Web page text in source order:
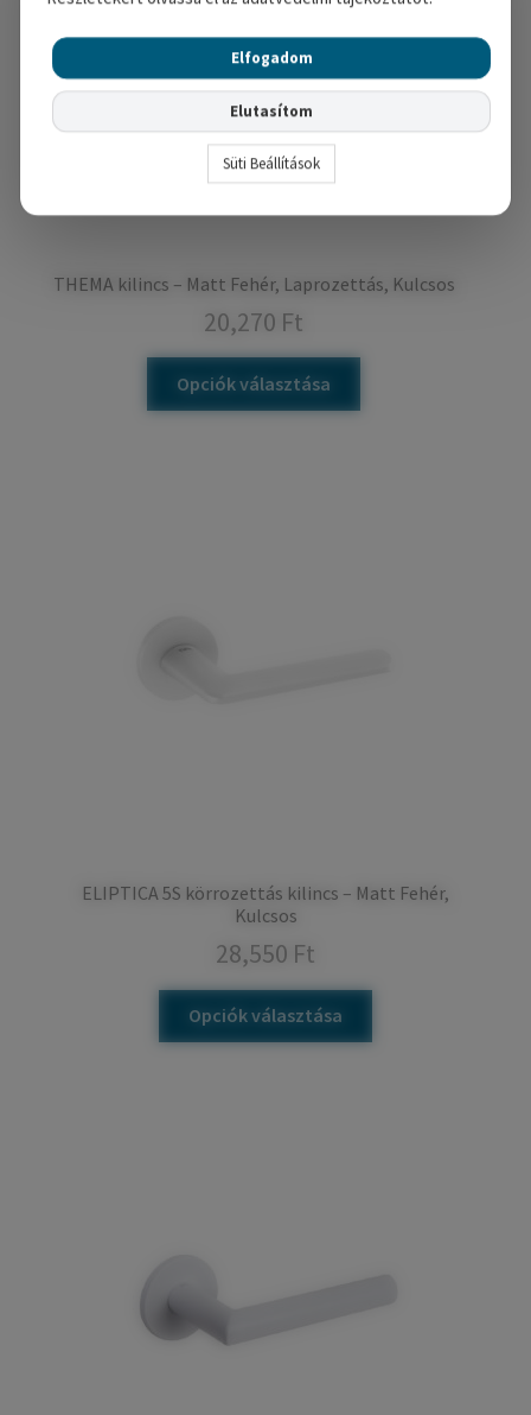
THEMA kilincs – Matt Fehér, Laprozettás, Kulcsos
20,270 Ft
Opciók választása
ELIPTICA 5S körrozettás kilincs – Matt Fehér,
Kulcsos
28,550 Ft
Opciók választása
Elfogadom
Elutasítom
Süti Beállítások